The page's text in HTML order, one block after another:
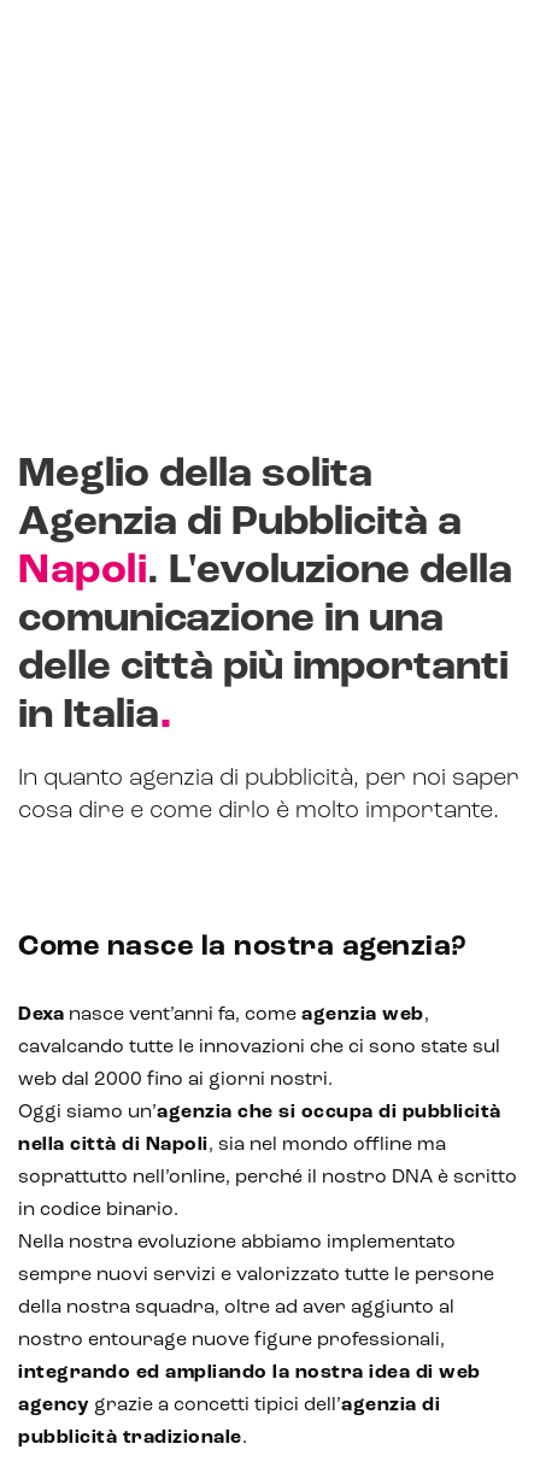
CRM & email marketing
Hubspot
Lead generation e nurturing
Customer segmentation
Meglio della solita
Agenzia di Pubblicità a
Napoli. L'evoluzione della
comunicazione in una
delle città più importanti
in Italia.
In quanto agenzia di pubblicità, per noi saper
cosa dire e come dirlo è molto importante.
Come nasce la nostra agenzia?
Dexa nasce vent’anni fa, come agenzia web,
cavalcando tutte le innovazioni che ci sono state sul
web dal 2000 fino ai giorni nostri.
Oggi siamo un’agenzia che si occupa di pubblicità
nella città di Napoli, sia nel mondo offline ma
soprattutto nell’online, perché il nostro DNA è scritto
in codice binario.
Nella nostra evoluzione abbiamo implementato
sempre nuovi servizi e valorizzato tutte le persone
della nostra squadra, oltre ad aver aggiunto al
nostro entourage nuove figure professionali,
integrando ed ampliando la nostra idea di web
agency grazie a concetti tipici dell’agenzia di
pubblicità tradizionale.